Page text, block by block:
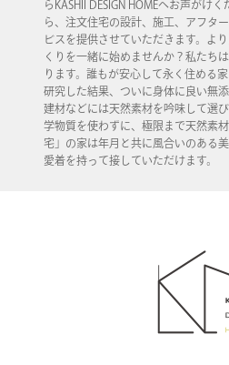
らKASHII DESIGN HOMEへお声がけ
ら、注文住宅の設計、施工、アフタ
ビスを提供させていただきます。よ
くりを一緒に始めませんか？私たち
ります。誰もが安心して永く住める
研究した結果、ついに身体に良い無
建材などには天然素材を吟味して選
学物質を使わずに、極限まで天然素
宅」の家は年月と共に風合いのある
愛着を持って接していただけます。